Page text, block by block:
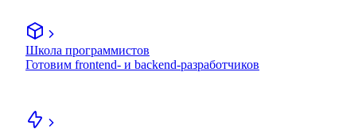
Школа программистов
Готовим frontend- и backend-разработчиков